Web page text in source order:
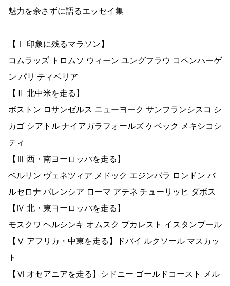
魅力を余さずに語るエッセイ集
【Ⅰ 印象に残るマラソン】
コムラッズ トロムソ ウィーン ユングフラウ コペンハーゲ
ン パリ ティベリア
【Ⅱ 北中米を走る】
ボストン ロサンゼルス ニューヨーク サンフランシスコ シ
カゴ シアトル ナイアガラフォールズ ケベック メキシコシ
ティ
【Ⅲ 西・南ヨーロッパを走る】
ベルリン ヴェネツィア メドック エジンバラ ロンドン バ
ルセロナ バレンシア ローマ アテネ チューリッヒ ダボス
【Ⅳ 北・東ヨーロッパを走る】
モスクワ ヘルシンキ オムスク ブカレスト イスタンブール
【Ⅴ アフリカ・中東を走る】ドバイ ルクソール マスカッ
ト
【Ⅵ オセアニアを走る】シドニー ゴールドコースト メル